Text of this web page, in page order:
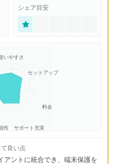
シェア目安
いやすさ
セットアップ
料金
サポート充実
性
良い点
アントに統合でき、端末保護を